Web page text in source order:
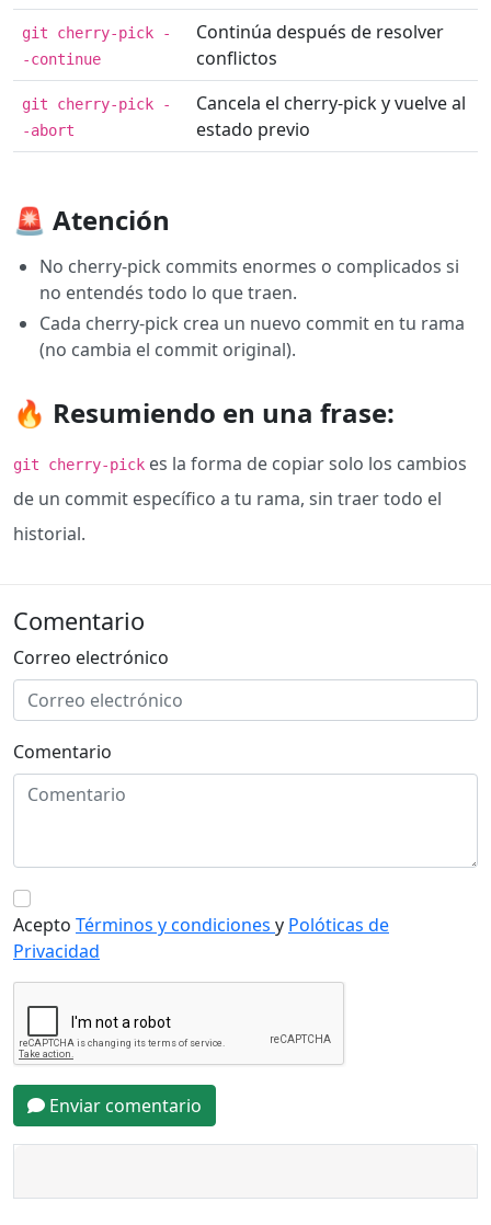
git cherry-pick -
-continue
Continúa después de resolver
conflictos
git cherry-pick -
-abort
Cancela el cherry-pick y vuelve al
estado previo
🚨 Atención
No cherry-pick commits enormes o complicados si
no entendés todo lo que traen.
Cada cherry-pick crea un nuevo commit en tu rama
(no cambia el commit original).
🔥 Resumiendo en una frase:
git cherry-pick es la forma de copiar solo los cambios
de un commit específico a tu rama, sin traer todo el
historial.
Comentario
Correo electrónico
Comentario
Acepto Términos y condiciones y Polóticas de
Privacidad
Enviar comentario